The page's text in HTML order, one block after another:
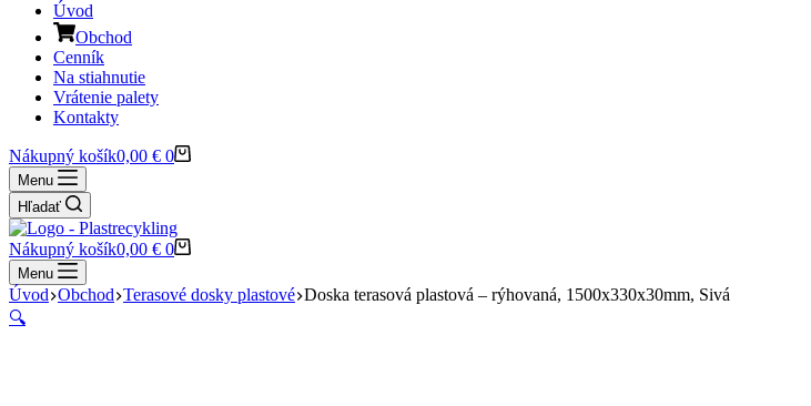
Úvod
Obchod
Cenník
Na stiahnutie
Vrátenie palety
Kontakty
Nákupný košík0,00 € 0
Menu
Hľadať
Nákupný košík0,00 € 0
Menu
Úvod Obchod Terasové dosky plastové Doska terasová plastová – rýhovaná, 1500x330x30mm, Sivá
🔍